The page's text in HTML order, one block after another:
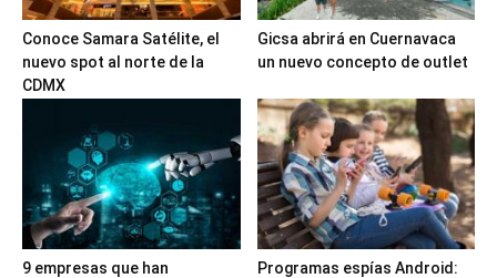
Conoce Samara Satélite, el
nuevo spot al norte de la
CDMX
Gicsa abrirá en Cuernavaca
un nuevo concepto de outlet
9 empresas que han
Programas espías Android: